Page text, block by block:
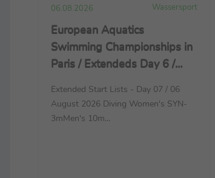
06.08.2026 Wassersport
European Aquatics
Swimming Championships in
Paris / Extendeds Day 6 /
Open Water Swimming
Extended Start Lists - Day 07 / 06
August 2026 Diving Women's SYN-
3mMen's 10m...